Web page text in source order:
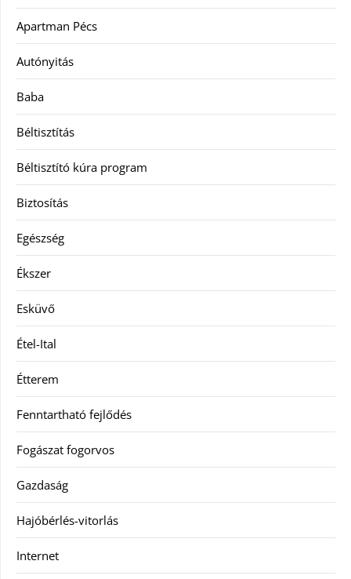
Apartman Pécs
Autónyitás
Baba
Béltisztítás
Béltisztító kúra program
Biztosítás
Egészség
Ékszer
Esküvő
Étel-Ital
Étterem
Fenntartható fejlődés
Fogászat fogorvos
Gazdaság
Hajóbérlés-vitorlás
Internet